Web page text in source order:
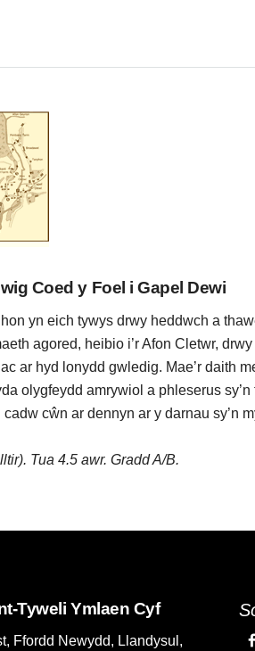
Coed y Foel i Gapel Dewi
hon yn eich tywys drwy heddwch a
agored, heibio i’r Afon Cletwr,
ar hyd lonydd gwledig. Mae’r daith
olygfeydd amrywiol a phleserus sy’n
cŵn ar dennyn ar y darnau sy’n
Tua 4.5 awr. Gradd A/B.
Tyweli Ymlaen Cyf
Ffordd Newydd, Llandysul,